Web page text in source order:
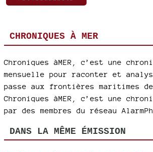
CHRONIQUES À MER
Chroniques àMER, c’est une
mensuelle pour raconter et
passe aux frontières maritimes de
Chroniques àMER, c’est une
par des membres du réseau
DANS LA MÊME ÉMISSION